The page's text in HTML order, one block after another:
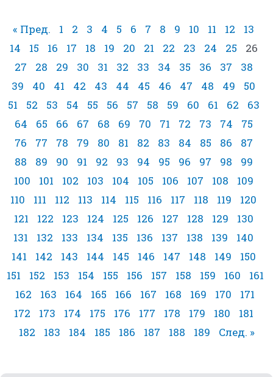
« Пред. 1 2 3 4 5 6 7 8 9 10 11 12
13
14
15 16 17 18 19 20 21 22 23 24 25
26
27
28 29 30 31 32 33 34 35 36 37
38
39
40 41 42 43 44 45 46 47 48 49
50
51
52 53 54 55 56 57 58 59 60 61 62
63
64
65 66 67 68 69 70 71 72 73 74
75
76
77 78 79 80 81 82 83 84 85 86
87
88
89 90 91 92 93 94 95 96 97 98
99
100
101 102 103 104 105 106 107 108
109
110
111 112 113 114 115 116 117 118 119
120
121
122 123 124 125 126 127 128 129
130
131
132 133 134 135 136 137 138 139
140
141
142 143 144 145 146 147 148 149
150
151
152 153 154 155 156 157 158 159 160
161
162
163 164 165 166 167 168 169 170
171
172
173 174 175 176 177 178 179 180
181
182
183 184 185 186 187 188 189 След. »